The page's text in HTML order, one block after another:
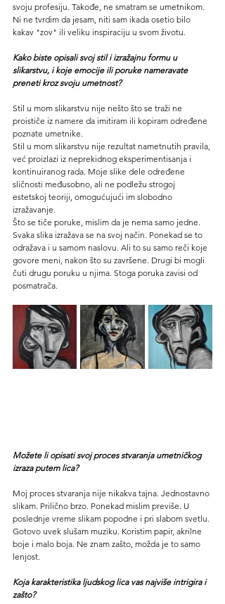
svoju profesiju. Takođe, ne smatram se umetnikom.
Ni ne tvrdim da jesam, niti sam ikada osetio bilo
kakav "zov" ili veliku inspiraciju u svom životu.
Kako biste opisali svoj stil i izražajnu formu u
slikarstvu, i koje emocije ili poruke nameravate
preneti kroz svoju umetnost?
Stil u mom slikarstvu nije nešto što se traži ne
proističe iz namere da imitiram ili kopiram određene
poznate umetnike.
Stil u mom slikarstvu nije rezultat nametnutih pravila,
već proizlazi iz neprekidnog eksperimentisanja i
kontinuiranog rada. Moje slike dele određene
sličnosti međusobno, ali ne podležu strogoj
estetskoj teoriji, omogućujući im slobodno
izražavanje.
Što se tiče poruke, mislim da je nema samo jedne.
Svaka slika izražava se na svoj način. Ponekad se to
odražava i u samom naslovu. Ali to su samo reči koje
govore meni, nakon što su završene. Drugi bi mogli
čuti drugu poruku u njima. Stoga poruka zavisi od
posmatrača.
Možete li opisati svoj proces stvaranja umetničkog
izraza putem lica?
Moj proces stvaranja nije nikakva tajna. Jednostavno
slikam. Prilično brzo. Ponekad mislim previše. U
poslednje vreme slikam popodne i pri slabom svetlu.
Gotovo uvek slušam muziku. Koristim papir, akrilne
boje i malo boja. Ne znam zašto, možda je to samo
lenjost.
Koja karakteristika ljudskog lica vas najviše intrigira i
zašto?